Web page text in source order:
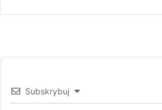
Subskrybuj